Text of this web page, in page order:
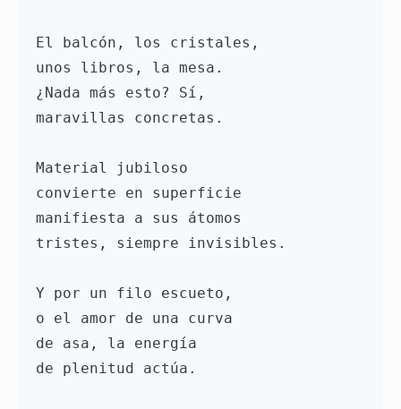
El balcón, los cristales,
unos libros, la mesa.
¿Nada más esto? Sí,
maravillas concretas.
Material jubiloso
convierte en superficie
manifiesta a sus átomos
tristes, siempre invisibles.
Y por un filo escueto,
o el amor de una curva
de asa, la energía
de plenitud actúa.